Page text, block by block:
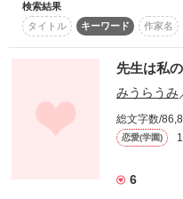
野いちごのオススメに
選んでいただきました
想いを寄せてる人がいるんだ
2017.8.11  無事に完結しま
がとうございました！
｡o♡o｡+｡o♡o｡+｡o♡o｡+｡
作
「早瀬くーーん♪」
名前を呼んだだけなのに睨
言う冷たい君も‥
検索結果
タイトル
キーワード 作家名
先生は私
みうらうみ
総文字数/
恋愛(学園)
6